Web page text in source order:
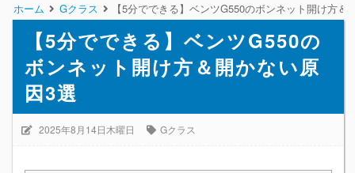
ホーム Gクラス 【5分でできる】ベンツG550のボンネット開け方＆
【5分でできる】ベンツG550の
ボンネット開け方＆開かない原
因3選
2025年8月14日木曜日 Gクラス